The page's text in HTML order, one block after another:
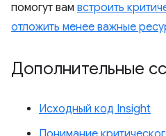
помогут вам встроить
отложить менее важные
Дополнительные
Исходный код Insight